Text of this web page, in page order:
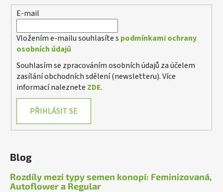
E-mail
Vložením e-mailu souhlasíte s podmínkami ochrany
osobních údajů
Souhlasím se zpracováním osobních údajů za účelem
zasílání obchodních sdělení (newsletteru). Více
informací naleznete ZDE.
PŘIHLÁSIT SE
Blog
Rozdíly mezi typy semen konopí: Feminizovaná,
Autoflower a Regular
Powered by chaterimo